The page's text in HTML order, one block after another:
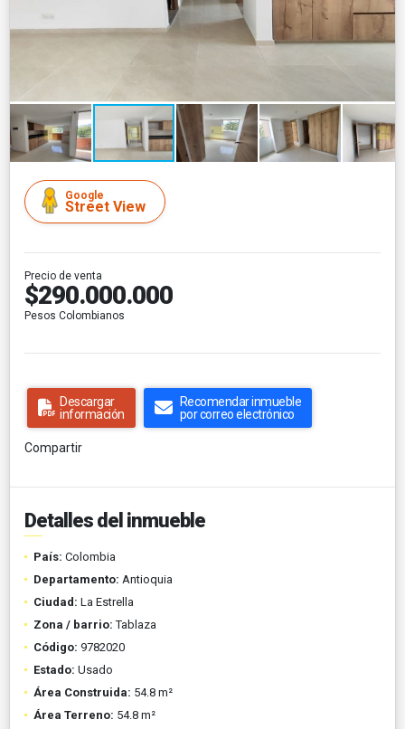
Google
Street View
Precio de venta
$290.000.000
Pesos Colombianos
Descargar
información
Recomendar inmueble
por correo electrónico
Compartir
Detalles del inmueble
País: Colombia
Departamento: Antioquia
Ciudad: La Estrella
Zona / barrio: Tablaza
Código: 9782020
Estado: Usado
Área Construida: 54.8 m²
Área Terreno: 54.8 m²